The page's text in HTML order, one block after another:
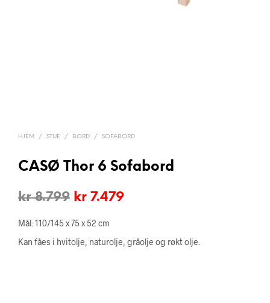
HJEM / STUE / BORD / SOFABORD
CASØ Thor 6 Sofabord
kr8.799 Opprinnelig
pris
var:
kr 7.479Nåværende
er:
Mål: 110/145 x 75 x 52 cm
Kan fåes i hvitolje, naturolje, gråolje og røkt olje.